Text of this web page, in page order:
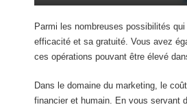
Parmi les nombreuses possibilités
efficacité et sa gratuité. Vous avez
ces opérations pouvant être élevé
Dans le domaine du marketing, le
financier et humain. En vous servant